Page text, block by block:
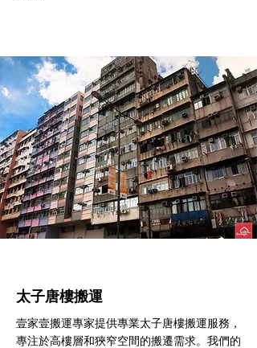
太子​唐樓搬運
壹家壹搬運專家提供專業太子唐樓搬運服務，
專注於高樓層和狹窄空間的搬遷需求。我們的